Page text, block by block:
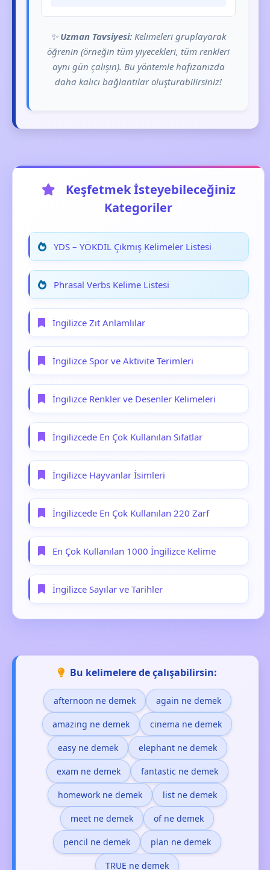
✨ Uzman Tavsiyesi: Kelimeleri gruplayarak
öğrenin (örneğin tüm yiyecekleri, tüm renkleri
aynı gün çalışın). Bu yöntemle hafızanızda
daha kalıcı bağlantılar oluşturabilirsiniz!
Keşfetmek İsteyebileceğiniz
Kategoriler
YDS – YÖKDİL Çıkmış Kelimeler Listesi
Phrasal Verbs Kelime Listesi
İngilizce Zıt Anlamlılar
İngilizce Spor ve Aktivite Terimleri
İngilizce Renkler ve Desenler Kelimeleri
İngilizcede En Çok Kullanılan Sıfatlar
İngilizce Hayvanlar İsimleri
İngilizcede En Çok Kullanılan 220 Zarf
En Çok Kullanılan 1000 İngilizce Kelime
İngilizce Sayılar ve Tarihler
Bu kelimelere de çalışabilirsin:
afternoon ne demek again ne demek
amazing ne demek cinema ne demek
easy ne demek elephant ne demek
exam ne demek fantastic ne demek
homework ne demek list ne demek
meet ne demek of ne demek
pencil ne demek plan ne demek
TRUE ne demek